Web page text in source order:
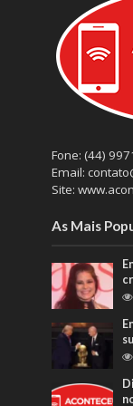
Fone: (44)
Email:
Site:
As Mais